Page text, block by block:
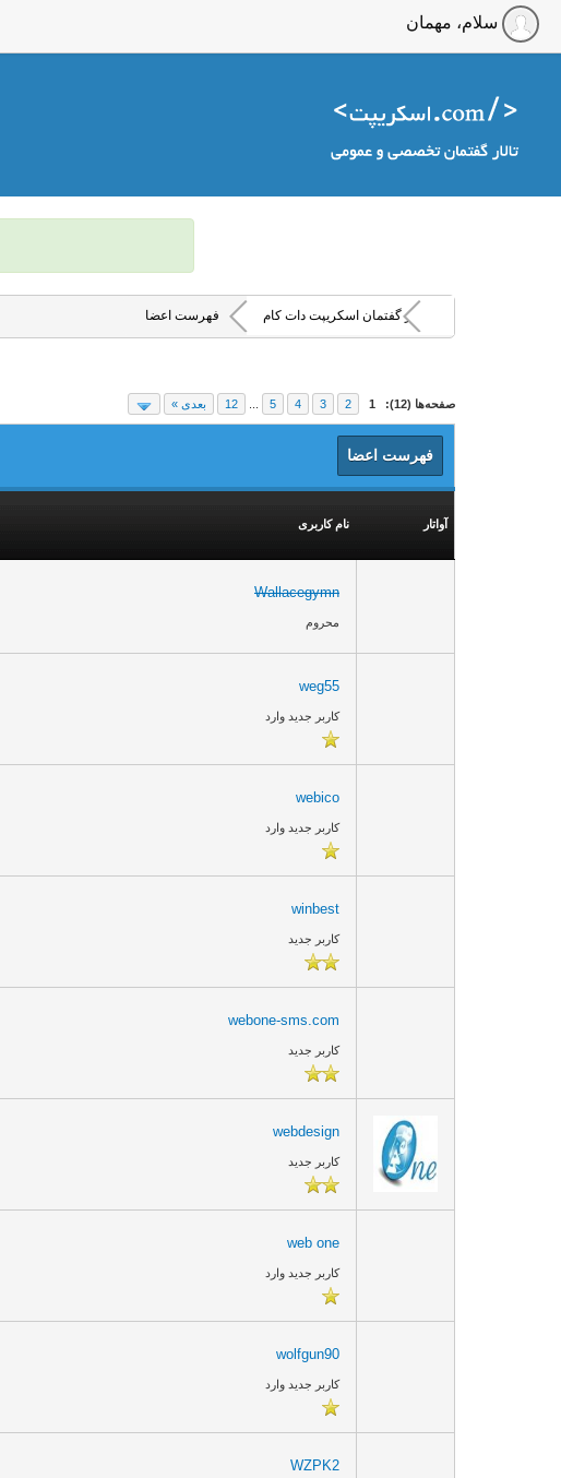
سلام، مهمان
تالار گفتمان اسکریپت دات کام فهرست اعضا
صفحه‌ها (12): 1
2
3
4
5
12 بعدی »
فهرست اعضا
آواتار نام کاربری
Wallacegymn
محروم
weg55
کاربر جدید وارد
webico
کاربر جدید وارد
winbest
کاربر جدید
webone-sms.com
کاربر جدید
webdesign
کاربر جدید
web one
کاربر جدید وارد
wolfgun90
کاربر جدید وارد
WZPK2